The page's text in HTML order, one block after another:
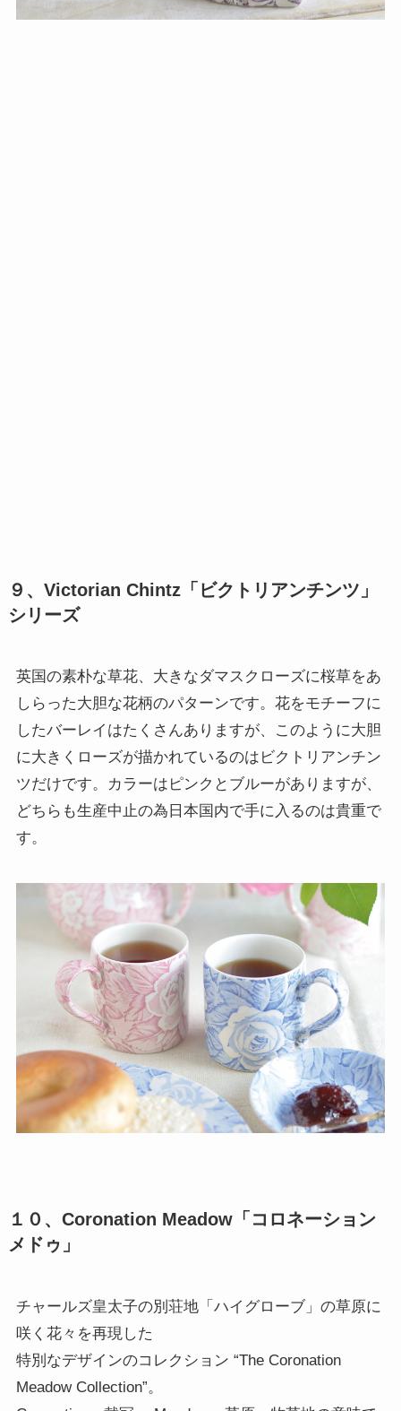
９、Victorian Chintz「ビクトリアンチンツ」
シリーズ
英国の素朴な草花、大きなダマスクローズに桜草をあ
しらった大胆な花柄のパターンです。花をモチーフに
したバーレイはたくさんありますが、このように大胆
に大きくローズが描かれているのはビクトリアンチン
ツだけです。カラーはピンクとブルーがありますが、
どちらも生産中止の為日本国内で手に入るのは貴重で
す。
１０、Coronation Meadow「コロネーション
メドゥ」
チャールズ皇太子の別荘地「ハイグローブ」の草原に
咲く花々を再現した
特別なデザインのコレクション “The Coronation
Meadow Collection”。